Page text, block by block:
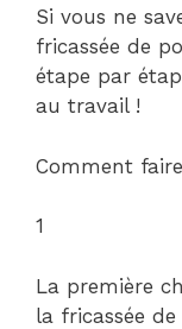
Si vous ne
fricassée de
étape par
au travail !
Comment
1
La première
la fricassée